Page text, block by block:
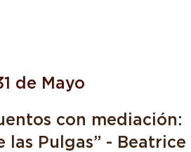
de Mayo
con mediación:
las Pulgas” - Beatrice